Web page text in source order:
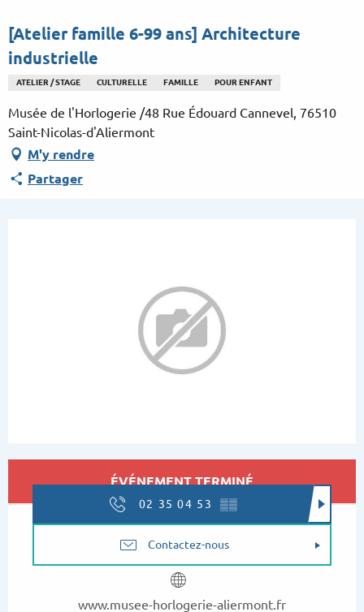
au
contenu
principal
[Atelier famille 6-99 ans] Architecture
industrielle
ATELIER / STAGE CULTURELLE FAMILLE POUR ENFANT
Musée de l'Horlogerie /48 Rue Édouard Cannevel, 76510
Saint-Nicolas-d'Aliermont
M'y rendre
Partager
Ouverture et coordonnées
ÉVÉNEMENT TERMINÉ
02 35 04 53 ▒▒
Contactez-nous
www.musee-horlogerie-aliermont.fr